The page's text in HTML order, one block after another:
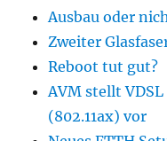
Ausbau oder
Zweiter
Reboot tut gut?
AVM stellt
(802.11ax) vor